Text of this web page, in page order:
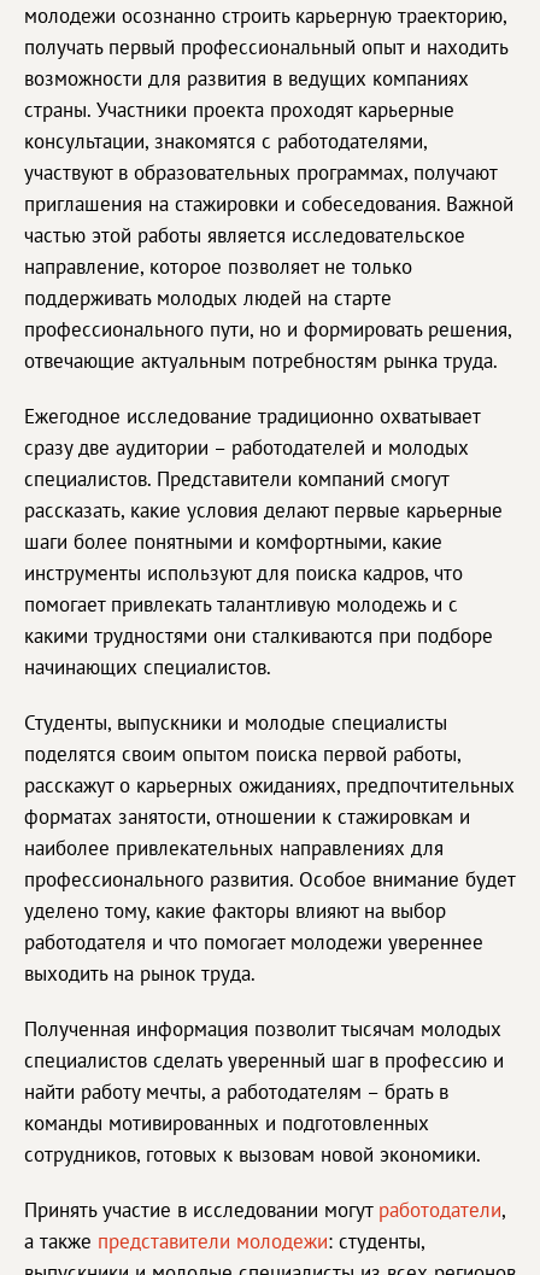
молодежи осознанно строить карьерную траекторию,
получать первый профессиональный опыт и находить
возможности для развития в ведущих компаниях
страны. Участники проекта проходят карьерные
консультации, знакомятся с работодателями,
участвуют в образовательных программах, получают
приглашения на стажировки и собеседования. Важной
частью этой работы является исследовательское
направление, которое позволяет не только
поддерживать молодых людей на старте
профессионального пути, но и формировать решения,
отвечающие актуальным потребностям рынка труда.
Ежегодное исследование традиционно охватывает
сразу две аудитории – работодателей и молодых
специалистов. Представители компаний смогут
рассказать, какие условия делают первые карьерные
шаги более понятными и комфортными, какие
инструменты используют для поиска кадров, что
помогает привлекать талантливую молодежь и с
какими трудностями они сталкиваются при подборе
начинающих специалистов.
Студенты, выпускники и молодые специалисты
поделятся своим опытом поиска первой работы,
расскажут о карьерных ожиданиях, предпочтительных
форматах занятости, отношении к стажировкам и
наиболее привлекательных направлениях для
профессионального развития. Особое внимание будет
уделено тому, какие факторы влияют на выбор
работодателя и что помогает молодежи увереннее
выходить на рынок труда.
Полученная информация позволит тысячам молодых
специалистов сделать уверенный шаг в профессию и
найти работу мечты, а работодателям – брать в
команды мотивированных и подготовленных
сотрудников, готовых к вызовам новой экономики.
Принять участие в исследовании могут работодатели,
а также представители молодежи: студенты,